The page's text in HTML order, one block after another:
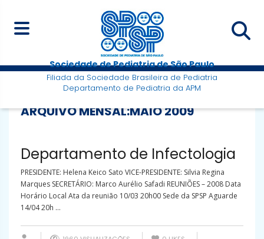
Sociedade de Pediatria de São Paulo
Filiada da Sociedade Brasileira de Pediatria
Departamento de Pediatria da APM
ARQUIVO MENSAL:MAIO 2009
Departamento de Infectologia
PRESIDENTE: Helena Keico Sato VICE-PRESIDENTE: Silvia Regina
Marques SECRETÁRIO: Marco Aurélio Safadi REUNIÕES – 2008 Data
Horário Local Ata da reunião 10/03 20h00 Sede da SPSP Aguarde
14/04 20h ...